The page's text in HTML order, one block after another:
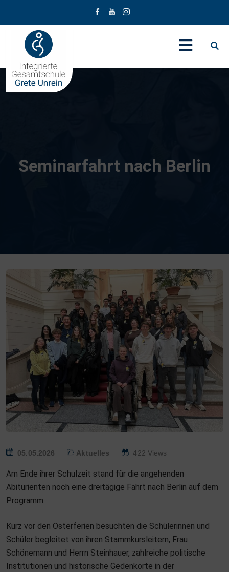
Seminarfahrt nach Berlin
P
S
T
E
O
N
05.05.2026 Aktuelles 422 Views
Am Ende ihrer Schulzeit stand für die angehenden
Abiturienten noch eine dreitägige Fahrt nach Berlin auf dem
Programm.
Kurz vor den Osterferien besuchten die Schülerinnen und
Schüler begleitet von ihren Stammkursleitern, Frau
Schönemann und Herrn Steinhauer, zahlreiche politische
Institutionen und historische Gedenkorte in der